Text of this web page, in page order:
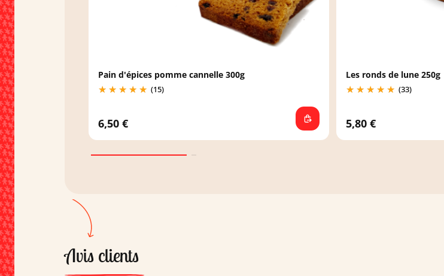
Pain d'épices pomme cannelle 300g
(15)
6,50 €
Les ronds de lune 250g
(33)
5,80 €
Avis clients